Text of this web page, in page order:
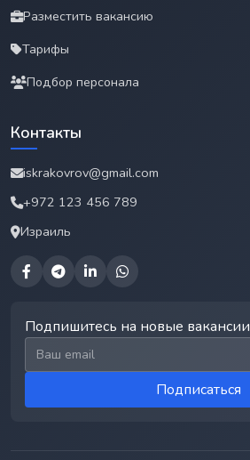
Разместить вакансию
Тарифы
Подбор персонала
Контакты
iskrakovrov@gmail.com
+972 123 456 789
Израиль
Подпишитесь на новые вакансии
Email для подписки
Подписаться